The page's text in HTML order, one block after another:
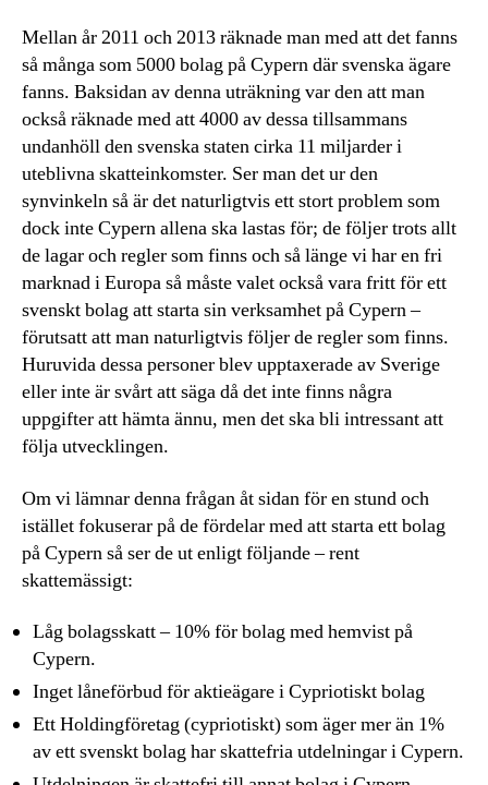
Mellan år 2011 och 2013 räknade man med att det fanns
så många som 5000 bolag på Cypern där svenska ägare
fanns. Baksidan av denna uträkning var den att man
också räknade med att 4000 av dessa tillsammans
undanhöll den svenska staten cirka 11 miljarder i
uteblivna skatteinkomster. Ser man det ur den
synvinkeln så är det naturligtvis ett stort problem som
dock inte Cypern allena ska lastas för; de följer trots allt
de lagar och regler som finns och så länge vi har en fri
marknad i Europa så måste valet också vara fritt för ett
svenskt bolag att starta sin verksamhet på Cypern –
förutsatt att man naturligtvis följer de regler som finns.
Huruvida dessa personer blev upptaxerade av Sverige
eller inte är svårt att säga då det inte finns några
uppgifter att hämta ännu, men det ska bli intressant att
följa utvecklingen.
Om vi lämnar denna frågan åt sidan för en stund och
istället fokuserar på de fördelar med att starta ett bolag
på Cypern så ser de ut enligt följande – rent
skattemässigt:
Låg bolagsskatt – 10% för bolag med hemvist på
Cypern.
Inget låneförbud för aktieägare i Cypriotiskt bolag
Ett Holdingföretag (cypriotiskt) som äger mer än 1%
av ett svenskt bolag har skattefria utdelningar i Cypern.